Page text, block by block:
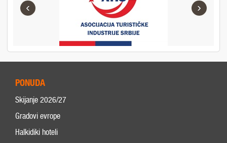
‹ ›
PONUDA
Skijanje 2026/27
Gradovi evrope
Halkidiki hoteli